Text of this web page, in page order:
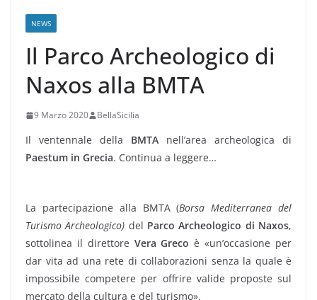
NEWS
Il Parco Archeologico di
Naxos alla BMTA
9 Marzo 2020 BellaSicilia
Il ventennale della BMTA nell’area archeologica di
Paestum in Grecia. Continua a leggere…
La partecipazione alla BMTA (Borsa Mediterranea del
Turismo Archeologico) del Parco Archeologico di Naxos,
sottolinea il direttore Vera Greco è «un’occasione per
dar vita ad una rete di collaborazioni senza la quale è
impossibile competere per offrire valide proposte sul
mercato della cultura e del turismo».